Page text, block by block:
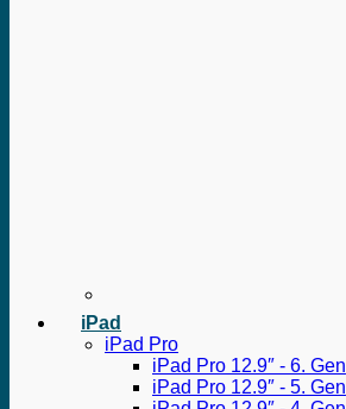
iPad
iPad Pro
iPad Pro 12.9″ - 6. Gen
iPad Pro 12.9″ - 5. Gen